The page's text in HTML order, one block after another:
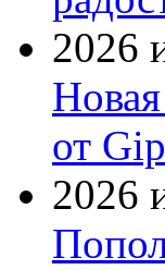
2026
от
2026